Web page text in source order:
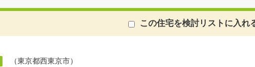
この住宅を検討リストに入れ
（東京都西東京市）